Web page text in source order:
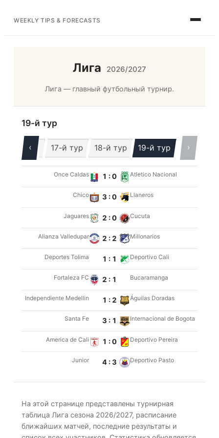
WEEKLY TIPS & FORECASTS
Лига 2026/2027
Лига — главный футбольный турнир.
19-й тур
‹
16-й тур 17-й тур 18-й тур 19-й тур ›
Once Caldas 1 : 0 Atletico Nacional
Chico 3 : 0 Llaneros
Jaguares 2 : 0 Cucuta
Alianza Valledupar 2 : 2 Millonarios
Deportes Tolima 1 : 1 Deportivo Cali
Fortaleza FC 2 : 1 Bucaramanga
Independiente Medellin 1 : 2 Águilas Doradas
Santa Fe 3 : 1 Internacional de Bogota
America de Cali 1 : 0 Deportivo Pereira
Junior 4 : 3 Deportivo Pasto
На этой странице представлены турнирная
таблица Лига сезона 2026/2027, расписание
ближайших матчей, последние результаты и